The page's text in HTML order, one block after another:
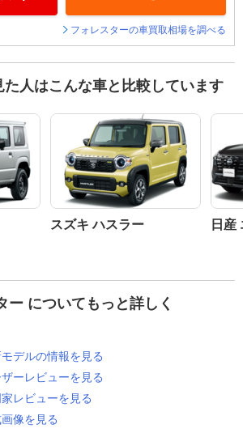
フォレスターの車買取相場を調べる
た人はこんな車と比較しています
スズキ ハスラー 日産
ー についてもっと詳しく
デルの情報を見る
ーレビューを見る
レビューを見る
像を見る